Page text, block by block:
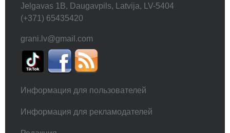
Jelgavas 1B, Daugavpils, Latvija, LV-5404
(+371) 65435420
grani.lv@gmail.com
Информация для пользователей
Информация для рекламодателей